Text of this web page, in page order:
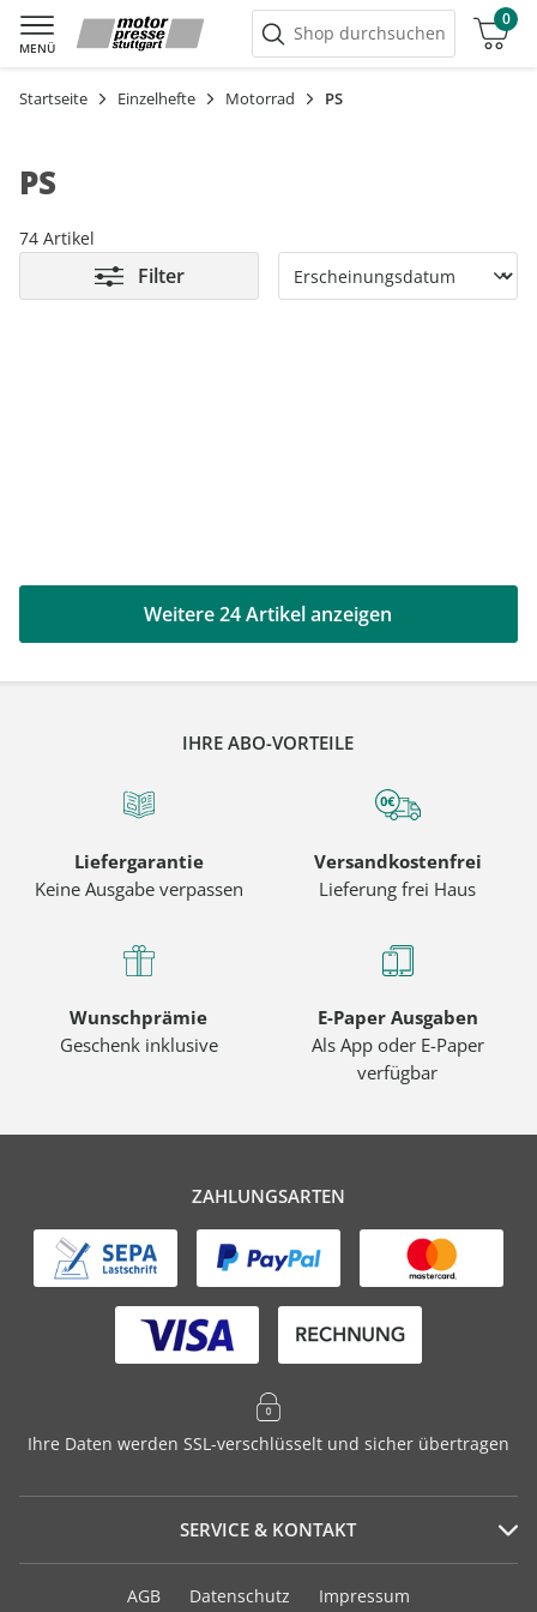
MENÜ
Shop durchsuchen
0
Warenkorb
Startseite Einzelhefte Motorrad PS
PS
74 Artikel
Filter
Weitere 24 Artikel anzeigen
IHRE ABO-VORTEILE
Liefergarantie
Keine Ausgabe verpassen
Versandkostenfrei
Lieferung frei Haus
Wunschprämie
Geschenk inklusive
E-Paper Ausgaben
Als App oder E-Paper
verfügbar
ZAHLUNGSARTEN
Ihre Daten werden SSL-verschlüsselt und sicher übertragen
SERVICE & KONTAKT
Serviceportal
AGB Datenschutz Impressum